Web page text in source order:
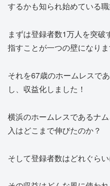
するかも知られ始めている職
まずは登録者数1万人を突破
指すことが一つの壁になりま
それを67歳のホームレスで
し、収益化しました！
横浜のホームレスであるナ
入はどこまで伸びたのか？
そして登録者数はどれぐら